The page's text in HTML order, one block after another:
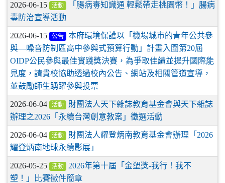
2026-06-15 活動
「腸病毒知識通 輕鬆帶走桃園幣！」腸病
毒防治宣導活動
2026-06-15 公告
本府環境保護以「機場城市的青年公共參
與—噪音防制區高中參與式預算行動」計畫入圍第20屆
OIDP公民參與最佳實踐獎決賽，為爭取佳績並提升國際能
見度，請貴校協助透過校內公告、網站及相關管道宣導，
並鼓勵師生踴躍參與投票
2026-06-04 活動
財團法人天下雜誌教育基金會與天下雜誌
辦理之2026「永續台灣創意教案」徵選活動
2026-06-04 活動
財團法人耀登炳南教育基金會辦理「2026
耀登炳南地球永續影展」
2026-05-25 活動
2026年第十屆「金塑獎-我行！我不
塑！」比賽徵件簡章